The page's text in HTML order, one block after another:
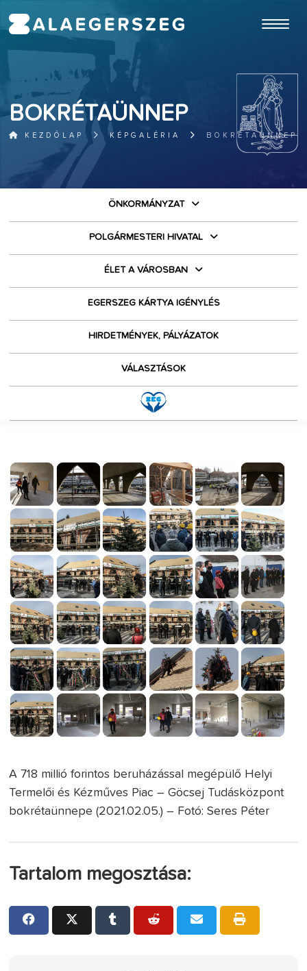
BOKRÉTAÜNNEP
KEZDŐLAP KÉPGALÉRIA BOKRÉTAÜNNEP
ÖNKORMÁNYZAT
POLGÁRMESTERI HIVATAL
ÉLET A VÁROSBAN
EGERSZEG KÁRTYA IGÉNYLÉS
HIRDETMÉNYEK, PÁLYÁZATOK
VÁLASZTÁSOK
A 718 millió forintos beruházással megépülő Helyi
Termelői és Kézműves Piac – Göcsej Tudásközpont
bokrétaünnepe (2021.02.05.) – Fotó: Seres Péter
Tartalom megosztása: